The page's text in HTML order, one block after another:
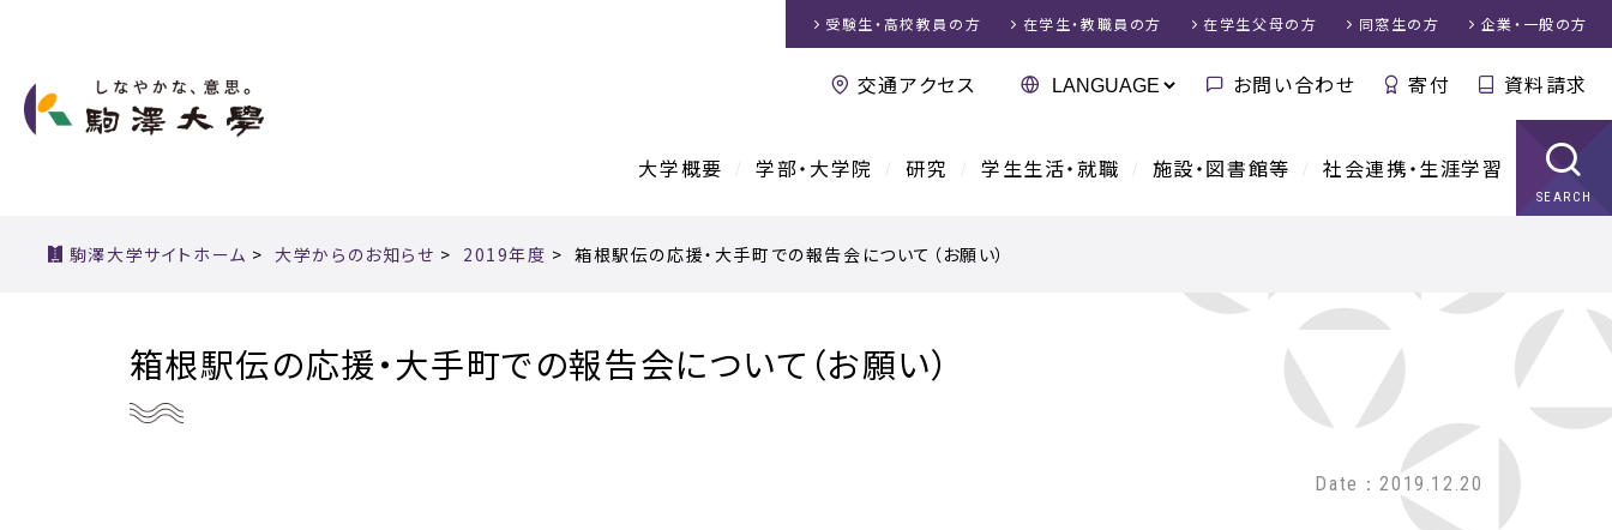
大学概要 学部・大学院 研究 学生生活・就職 施設・図書館等 社会連携・生涯学習
SEARCH
受験生・高校教員 の方 在学生・教職員 の方 在学生父母の方 同窓生の方 企業・一般の方
交通アクセス お問い合わせ 寄付 資料請求
駒澤大学サイトホーム >大学からのお知らせ > 2019年度 >箱根駅伝の応援・大手町での報告会について（お願い）
箱根駅伝の応援・大手町での報告会について（お願い）
Date：2019.12.20